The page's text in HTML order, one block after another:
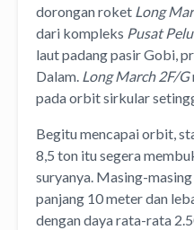
dorongan roket Long
dari kompleks Pusat
laut padang pasir Gobi,
Dalam. Long March 2F/G
pada orbit sirkular
Begitu mencapai orbit,
8,5 ton itu segera
suryanya. Masing-
panjang 10 meter dan
dengan daya rata-rata